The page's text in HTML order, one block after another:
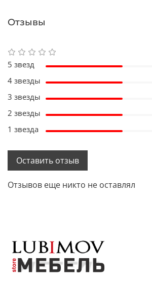
Отзывы
Отзывов еще никто не оставлял
5 звезд
4 звезды
3 звезды
2 звезды
1 звезда
Оставить отзыв